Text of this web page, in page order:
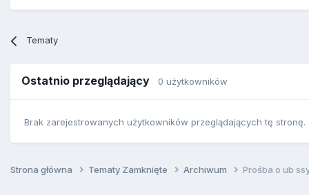
Tematy
Ostatnio przeglądający 0 użytkowników
Brak zarejestrowanych użytkowników przeglądających tę stronę.
Strona główna Tematy Zamknięte Archiwum Prośba o ub